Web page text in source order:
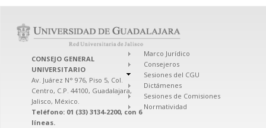
CONSEJO GENERAL
UNIVERSITARIO
Av. Juárez N° 976, Piso 5, Col.
Centro, C.P. 44100, Guadalajara,
Jalisco, México.
Teléfono: 01 (33) 3134-2200, con 6
líneas.
Marco Jurídico
Consejeros
Sesiones del CGU
Dictámenes
Sesiones de Comisiones
Normatividad